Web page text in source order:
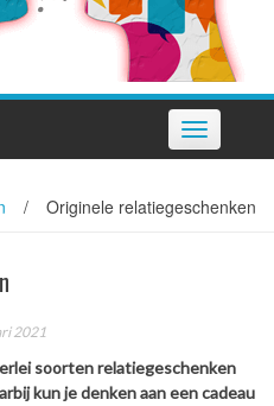
Toggle
navigation
/ Originele relatiegeschenken
2021
soorten relatiegeschenken
kun je denken aan een cadeau